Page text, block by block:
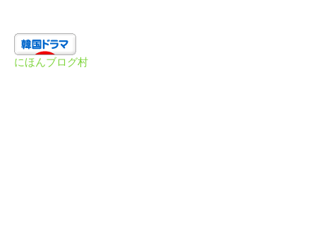
にほんブログ村